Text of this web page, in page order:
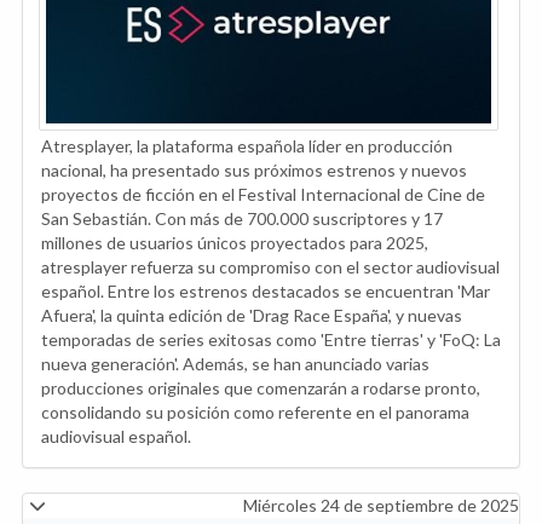
Atresplayer, la plataforma española líder en producción
nacional, ha presentado sus próximos estrenos y nuevos
proyectos de ficción en el Festival Internacional de Cine de
San Sebastián. Con más de 700.000 suscriptores y 17
millones de usuarios únicos proyectados para 2025,
atresplayer refuerza su compromiso con el sector audiovisual
español. Entre los estrenos destacados se encuentran 'Mar
Afuera', la quinta edición de 'Drag Race España', y nuevas
temporadas de series exitosas como 'Entre tierras' y 'FoQ: La
nueva generación'. Además, se han anunciado varias
producciones originales que comenzarán a rodarse pronto,
consolidando su posición como referente en el panorama
audiovisual español.
Miércoles 24 de septiembre de 2025